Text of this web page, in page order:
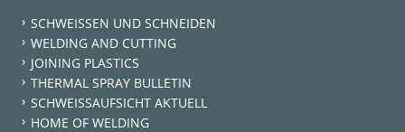
SCHWEISSEN UND SCHNEIDEN
WELDING AND CUTTING
JOINING PLASTICS
THERMAL SPRAY BULLETIN
SCHWEISSAUFSICHT AKTUELL
HOME OF WELDING